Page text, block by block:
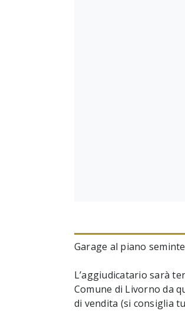
Garage al piano
L’aggiudicatario sarà
Comune di Livorno da
di vendita (si consiglia